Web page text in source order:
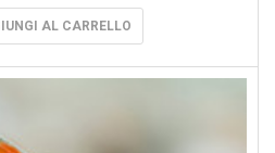
AL CARRELLO